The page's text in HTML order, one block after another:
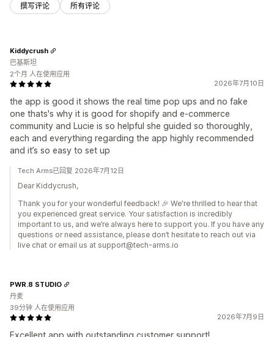
撰写评论 所有评论
2026年7月10日
the app is good it shows the real time pop ups and no fake
one thats's why it is good for shopify and e-commerce
community and Lucie is so helpful she guided so thoroughly,
each and everything regarding the app highly recommended
and it’s so easy to set up
Kiddycrush
巴基斯坦
2个月 人在使用应用
Tech Arms已回复 2026年7月12日
Dear Kiddycrush,
Thank you for your wonderful feedback! 🎉 We're thrilled to hear that
you experienced great service. Your satisfaction is incredibly
important to us, and we’re always here to support you. If you have any
questions or need assistance, please don’t hesitate to reach out via
live chat or email us at support@tech-arms.io
2026年7月9日
PWR.8 STUDIO
丹麦
39分钟 人在使用应用